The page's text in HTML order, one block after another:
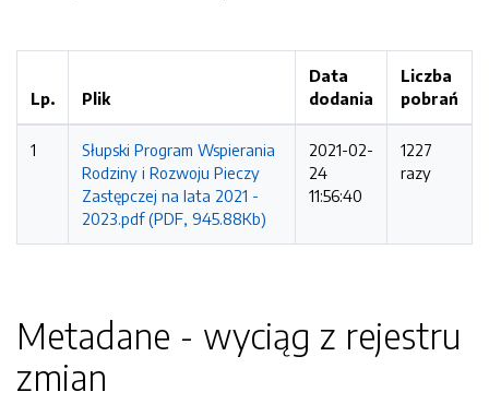
Lp. Plik
Data
dodania
Liczba
pobrań
1
Słupski Program Wspierania
Rodziny i Rozwoju Pieczy
Zastępczej na lata 2021 -
2023.pdf (PDF, 945.88Kb)
2021-02-
24
11:56:40
1227
razy
Metadane - wyciąg z rejestru
zmian